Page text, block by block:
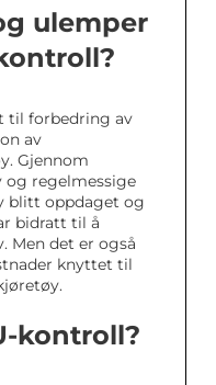
ulemper
til forbedring av
av
Gjennom
og regelmessige
blitt oppdaget og
bidratt til å
Men det er også
knyttet til
kontroll?